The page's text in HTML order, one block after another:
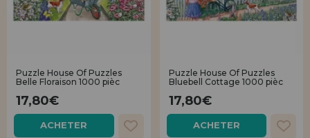
Puzzle House Of Puzzles
Belle Floraison 1000 pièc
17,80€
ACHETER
Puzzle House Of Puzzles
Bluebell Cottage 1000 pièc
17,80€
ACHETER